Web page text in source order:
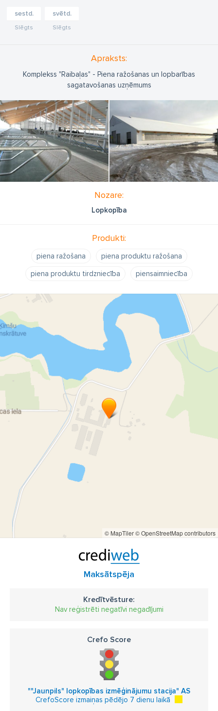
sestd.
Slēgts
svētd.
Slēgts
Apraksts:
Komplekss "Raibaļas" - Piena ražošanas un lopbarības
sagatavošanas uzņēmums
Nozare:
Lopkopība
Produkti:
piena ražošana
piena produktu ražošana
piena produktu tirdzniecība
piensaimniecība
© MapTiler© OpenStreetMap contributors
Maksātspēja
Kredītvēsture:
Nav reģistrēti negatīvi negadījumi
Crefo Score
""Jaunpils" lopkopības izmēģinājumu stacija" AS
CrefoScore izmaiņas pēdējo 7 dienu laikā